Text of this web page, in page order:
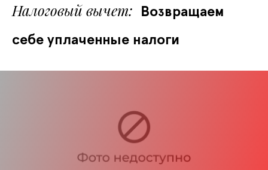
Налоговый вычет
Возвращаем
себе уплаченные налоги